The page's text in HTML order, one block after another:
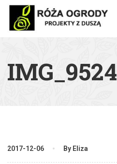
IMG_9524
2017-12-06 By Eliza